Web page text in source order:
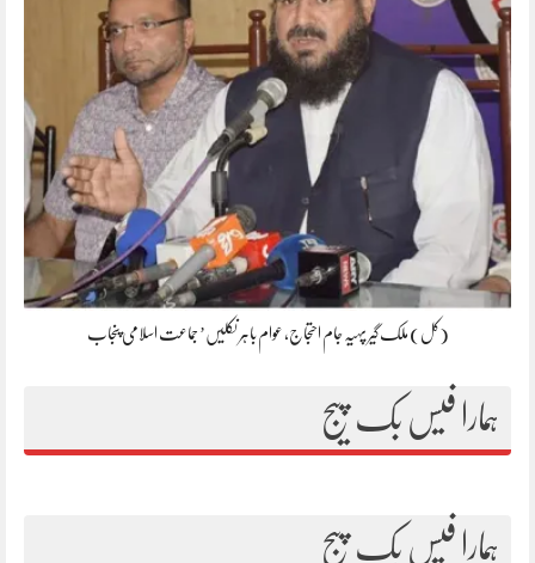
(کل) ملک گیر پہیہ جام احتجاج، عوام باہر نکلیں’ جماعت اسلامی پنجاب
ہمارا فیس بک پیج
ہمارا فیس بک پیج